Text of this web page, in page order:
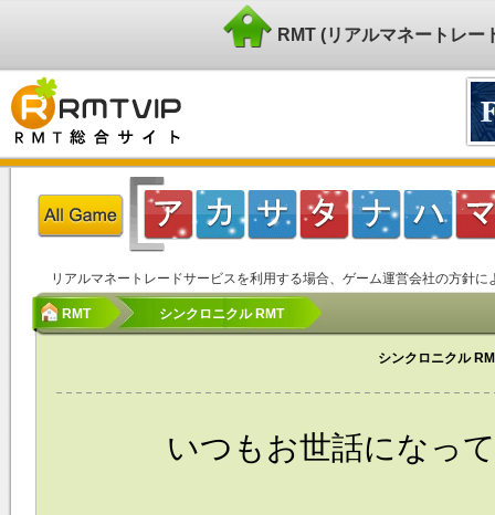
RMT (リアルマネートレ
リアルマネートレードサービスを利用する場合、ゲーム運営会社の方針
RMT シンクロニクル RMT
シンクロニクル
いつもお世話になっ